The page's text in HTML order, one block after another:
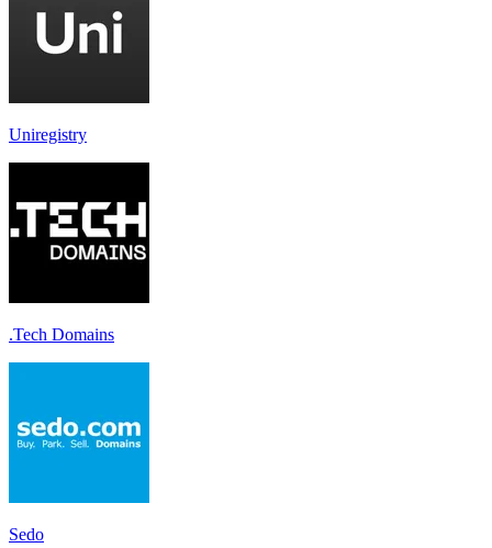
Uniregistry
.Tech Domains
Sedo